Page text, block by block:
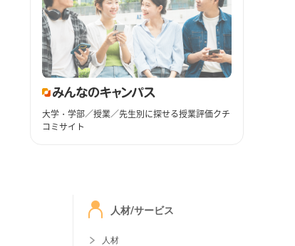
大学・学部／授業／先生別に探せる授業評価クチ
コミサイト
人材/サービス
人材